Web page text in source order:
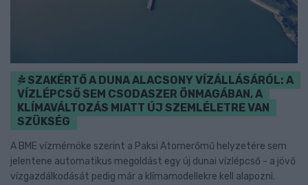
SZAKÉRTŐ A DUNA ALACSONY VÍZÁLLÁSÁRÓL: A
VÍZLÉPCSŐ SEM CSODASZER ÖNMAGÁBAN, A
KLÍMAVÁLTOZÁS MIATT ÚJ SZEMLÉLETRE VAN
SZÜKSÉG
A BME vízmérnöke szerint a Paksi Atomerőmű helyzetére sem
jelentene automatikus megoldást egy új dunai vízlépcső - a jövő
vízgazdálkodását pedig már a klímamodellekre kell alapozni.